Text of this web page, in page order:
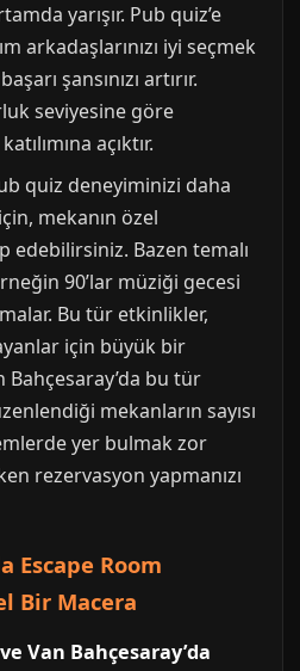
yarışır. Pub quiz’e
arkadaşlarınızı iyi seçmek
şansınızı artırır.
seviyesine göre
açıktır.
quiz deneyiminizi daha
mekanın özel
edebilirsiniz. Bazen temalı
90’lar müziği gecesi
Bu tür etkinlikler,
için büyük bir
Bahçesaray’da bu tür
mekanların sayısı
yer bulmak zor
rezervasyon yapmanızı
Escape Room
Bir Macera
Van Bahçesaray’da